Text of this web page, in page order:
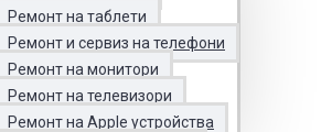
Ремонт на таблети
Ремонт и сервиз на телефони
Ремонт на монитори
Ремонт на телевизори
Ремонт на Apple устройства